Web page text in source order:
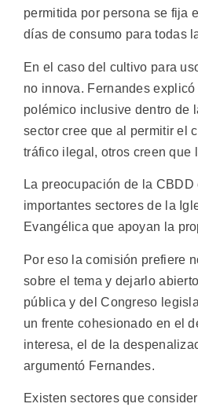
permitida por persona se fija
días de consumo para todas
En el caso del cultivo para
no innova. Fernandes
polémico inclusive dentro de
sector cree que al permitir el
tráfico ilegal, otros creen que
La preocupación de la CBDD
importantes sectores de la
Evangélica que apoyan la
Por eso la comisión prefiere
sobre el tema y dejarlo
pública y del Congreso
un frente cohesionado en el
interesa, el de la
argumentó Fernandes.
Existen sectores que